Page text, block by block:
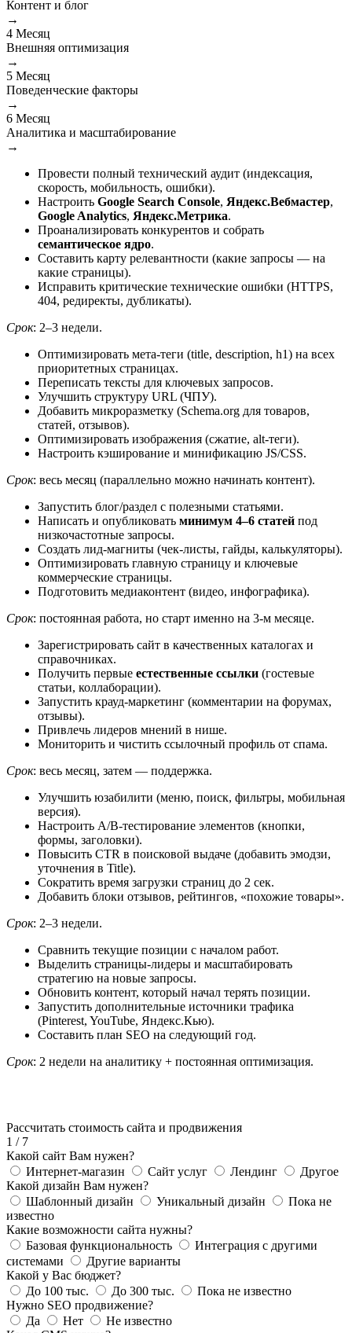
Контент и блог
→
4 Месяц
Внешняя оптимизация
→
5 Месяц
Поведенческие факторы
→
6 Месяц
Аналитика и масштабирование
→
Провести полный технический аудит (индексация,
скорость, мобильность, ошибки).
Настроить Google Search Console, Яндекс.Вебмастер,
Google Analytics, Яндекс.Метрика.
Проанализировать конкурентов и собрать
семантическое ядро.
Составить карту релевантности (какие запросы — на
какие страницы).
Исправить критические технические ошибки (HTTPS,
404, редиректы, дубликаты).
Срок: 2–3 недели.
Оптимизировать мета-теги (title, description, h1) на всех
приоритетных страницах.
Переписать тексты для ключевых запросов.
Улучшить структуру URL (ЧПУ).
Добавить микроразметку (Schema.org для товаров,
статей, отзывов).
Оптимизировать изображения (сжатие, alt-теги).
Настроить кэширование и минификацию JS/CSS.
Срок: весь месяц (параллельно можно начинать контент).
Запустить блог/раздел с полезными статьями.
Написать и опубликовать минимум 4–6 статей под
низкочастотные запросы.
Создать лид-магниты (чек-листы, гайды, калькуляторы).
Оптимизировать главную страницу и ключевые
коммерческие страницы.
Подготовить медиаконтент (видео, инфографика).
Срок: постоянная работа, но старт именно на 3-м месяце.
Зарегистрировать сайт в качественных каталогах и
справочниках.
Получить первые естественные ссылки (гостевые
статьи, коллаборации).
Запустить крауд-маркетинг (комментарии на форумах,
отзывы).
Привлечь лидеров мнений в нише.
Мониторить и чистить ссылочный профиль от спама.
Срок: весь месяц, затем — поддержка.
Улучшить юзабилити (меню, поиск, фильтры, мобильная
версия).
Настроить A/B-тестирование элементов (кнопки,
формы, заголовки).
Повысить CTR в поисковой выдаче (добавить эмодзи,
уточнения в Title).
Сократить время загрузки страниц до 2 сек.
Добавить блоки отзывов, рейтингов, «похожие товары».
Срок: 2–3 недели.
Сравнить текущие позиции с началом работ.
Выделить страницы-лидеры и масштабировать
стратегию на новые запросы.
Обновить контент, который начал терять позиции.
Запустить дополнительные источники трафика
(Pinterest, YouTube, Яндекс.Кью).
Составить план SEO на следующий год.
Срок: 2 недели на аналитику + постоянная оптимизация.
Рассчитать стоимость сайта и продвижения
1 / 7
Какой сайт Вам нужен?
Интернет-магазин
Сайт услуг Лендинг
Другое
Какой дизайн Вам нужен?
Шаблонный дизайн
Уникальный дизайн
Пока не
известно
Какие возможности сайта нужны?
Базовая функциональность
Интеграция с другими
системами
Другие варианты
Какой у Вас бюджет?
До 100 тыс.
До 300 тыс.
Пока не известно
Нужно SEO продвижение?
Да
Нет
Не известно